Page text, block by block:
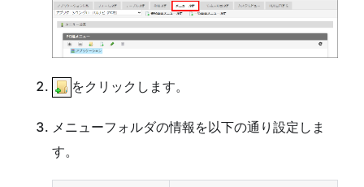
をクリックします。
メニューフォルダの情報を以下の通り設定しま
す。